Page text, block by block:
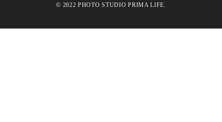
© 2022 PHOTO STUDIO PRIMA LIFE.